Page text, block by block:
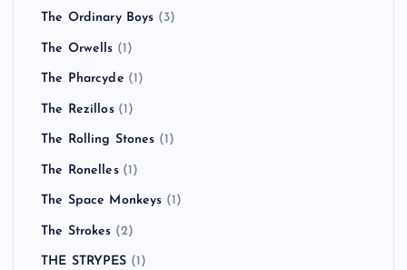
The Ordinary Boys (3)
The Orwells (1)
The Pharcyde (1)
The Rezillos(1)
The Rolling Stones (1)
The Ronelles(1)
The Space Monkeys (1)
The Strokes (2)
THE STRYPES (1)